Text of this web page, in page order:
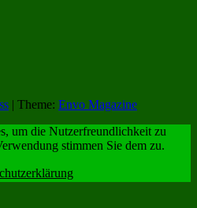
| Theme: Envo Magazine
um die Nutzerfreundlichkeit zu
stimmen Sie dem zu.